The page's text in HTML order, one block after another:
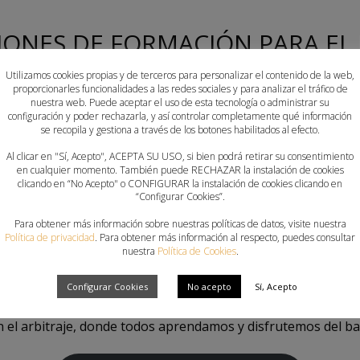
DE FORMACIÓN PARA
a punto de arrancar para el balonmano federado y los
de la Comunitat Valenciana pone en marcha sus
online, el próximo jueves 22 de septiembre a las 19:30
una labor fundamental para el desarrollo de las
tendrá lugar, de forma virtual, un curso de árbitro para
el arbitraje, donde todos aprendamos y disfrutemos del
Utilizamos cookies propias y de terceros para personalizar el contenido de la web,
proporcionarles funcionalidades a las redes sociales y para analizar el tráfico de
nuestra web. Puede aceptar el uso de esta tecnología o administrar su
configuración y poder rechazarla, y así controlar completamente qué información
se recopila y gestiona a través de los botones habilitados al efecto.
Al clicar en "Sí, Acepto", ACEPTA SU USO, si bien podrá retirar su consentimiento
en cualquier momento. También puede RECHAZAR la instalación de cookies
clicando en “No Acepto" o CONFIGURAR la instalación de cookies clicando en
“Configurar Cookies”.
Para obtener más información sobre nuestras políticas de datos, visite nuestra
Política de privacidad. Para obtener más información al respecto, puedes consultar
nuestra Política de Cookies.
Configurar Cookies No acepto Sí, Acepto